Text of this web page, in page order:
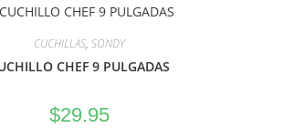
CUCHILLAS, SONDY
CHEF 9 PULGADAS
$29.95